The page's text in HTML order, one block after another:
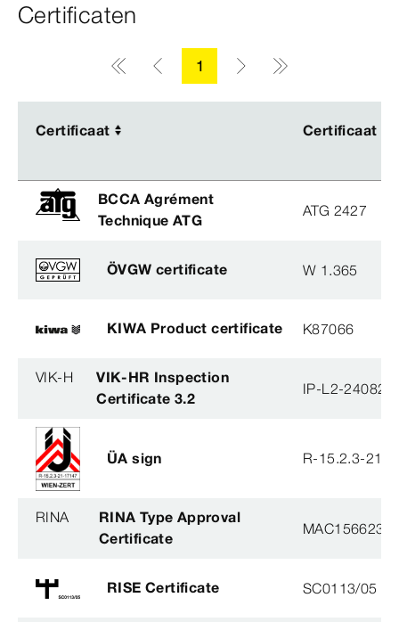
Certificaten
1
Certificaat Certificaat
Certificaat Certificaat
BCCA Agrément
Technique ATG
ATG 2427
ÖVGW certificate W 1.365
KIWA Product certificate K87066
VIK-H
VIK-HR Inspection
Certificate 3.2
IP-L2-
ÜA sign R-15.2.3-21-
RINA
RINA Type Approval
Certificate
RISE Certificate SC0113/05